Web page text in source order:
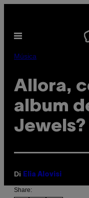
contenuto
Apri
Música
Allora,
album
Jewels?
Di Elia Alovisi
Share: